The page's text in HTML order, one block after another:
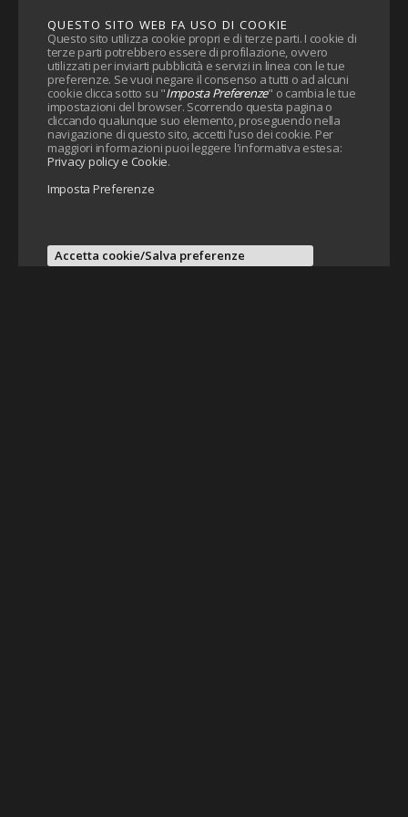
QUESTO SITO WEB FA USO DI COOKIE
Questo sito utilizza cookie propri e di terze parti. I cookie di
terze parti potrebbero essere di profilazione, ovvero
utilizzati per inviarti pubblicità e servizi in linea con le tue
preferenze. Se vuoi negare il consenso a tutti o ad alcuni
cookie clicca sotto su "Imposta Preferenze" o cambia le tue
impostazioni del browser. Scorrendo questa pagina o
cliccando qualunque suo elemento, proseguendo nella
navigazione di questo sito, accetti l'uso dei cookie. Per
maggiori informazioni puoi leggere l'informativa estesa:
Privacy policy e Cookie.
Imposta Preferenze
Accetta cookie/Salva preferenze